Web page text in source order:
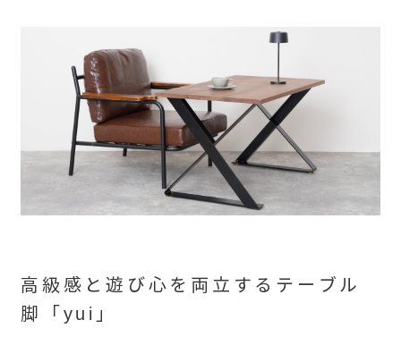
高級感と遊び心を両立するテーブル
脚「yui」